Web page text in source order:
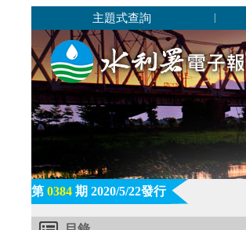
主題式查詢
第 0384 期 2020/5/22發行